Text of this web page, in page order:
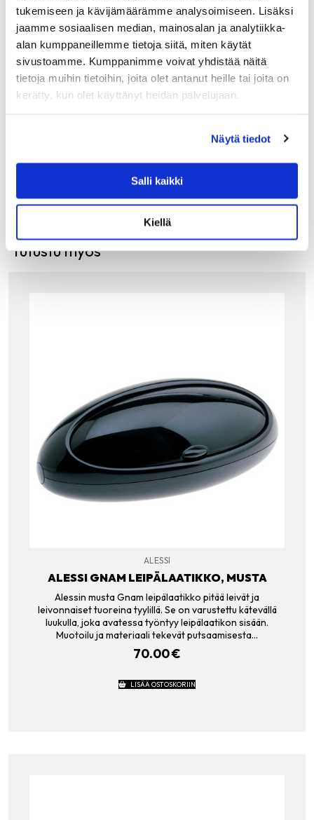
tukemiseen ja kävijämäärämme analysoimiseen. Lisäksi
jaamme sosiaalisen median, mainosalan ja analytiikka-
alan kumppaneillemme tietoja siitä, miten käytät
sivustoamme. Kumppanimme voivat yhdistää näitä
tietoja muihin tietoihin, joita olet antanut heille tai joita on
kerätty, kun olet käyttänyt heidän palvelujaan.
Näytä tiedot
Salli kaikki
Kiellä
ALESSI TSUMIKI LADATTAVA PÖYTÄVALAISI
N, MUSTA
Alessin Tsumiki on innovatiivinen pöytävalaisin, jota voi
käyttää monipuolisesti ja luovasti. Valaisimen lamppu, varsi
ja jalusta ovat itsenäisiä elementtejä. Valaisinosa tarttuu
Tutustu myös
ALESSI
ALESSI GNAM LEIPÄLAATIKKO, MUSTA
Alessin musta Gnam leipälaatikko pitää leivät ja
leivonnaiset tuoreina tyylillä. Se on varustettu kätevällä
luukulla, joka avatessa työntyy leipälaatikon sisään.
Muotoilu ja materiaali tekevät putsaamisesta…
70.00€
LISÄÄ OSTOSKORIIN